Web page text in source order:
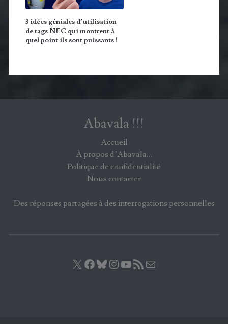
3 idées géniales d’utilisation
de tags NFC qui montrent à
quel point ils sont puissants !
Abavala !!!
Accueil
À propos d’Abavala…
Politique de confidentialité
Nous contacter
Des réponses partagées à des interrogations personnelles
X Facebook
Bluesky
Instagram
YouTube
Flux RSS